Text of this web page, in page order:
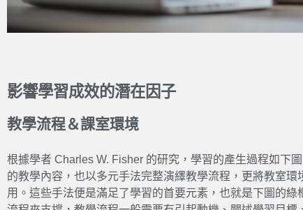
影響學習成效的潛在因子
教學流程＆課室環境
根據學者 Charles W. Fisher 的研究，學習的產生過程如下
的教學內容，也以多元手法完整演繹教學流程，更將教室
用。這些手法便是滿足了學習的首要元素，也就是下圖的